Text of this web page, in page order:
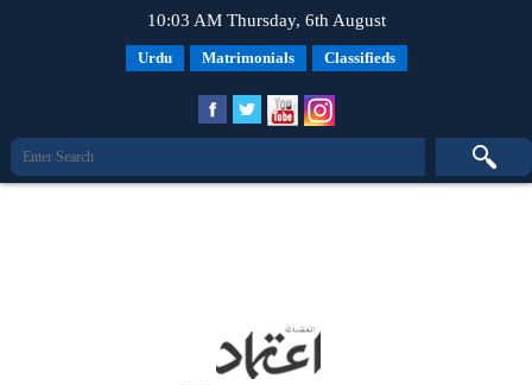
10:03 AM Thursday, 6th August
Urdu Matrimonials Classifieds